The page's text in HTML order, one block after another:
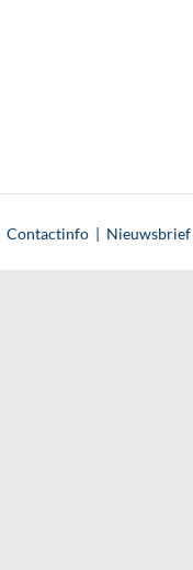
Contactinfo| Nieuwsbrief